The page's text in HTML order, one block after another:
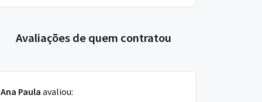
Avaliações de quem contratou
Ana Paula avaliou: